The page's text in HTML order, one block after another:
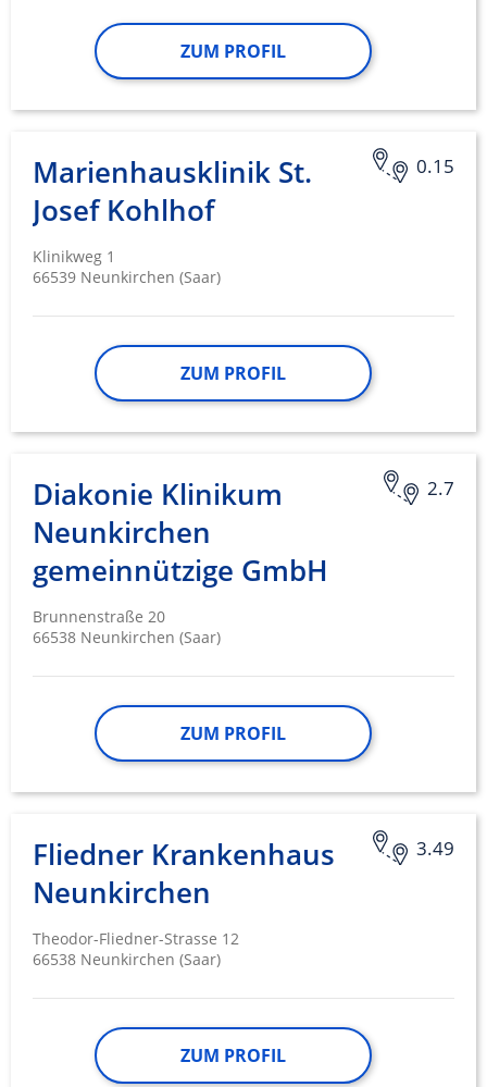
ZUM PROFIL
0.15
Marienhausklinik St.
Josef Kohlhof
Klinikweg 1
66539 Neunkirchen (Saar)
ZUM PROFIL
2.7
Diakonie Klinikum
Neunkirchen
gemeinnützige GmbH
Brunnenstraße 20
66538 Neunkirchen (Saar)
ZUM PROFIL
3.49
Fliedner Krankenhaus
Neunkirchen
Theodor-Fliedner-Strasse 12
66538 Neunkirchen (Saar)
ZUM PROFIL